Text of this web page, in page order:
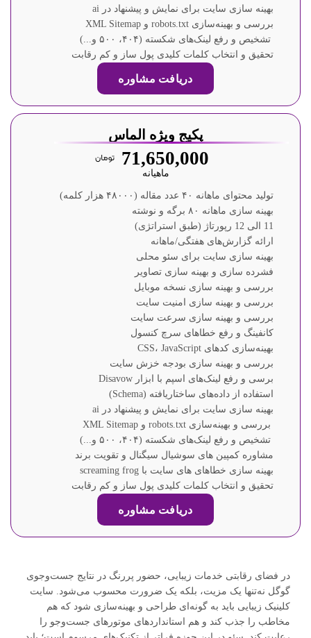
بهینه سازی سایت برای نمایش و پیشنهاد در ai
بررسی و بهینه‌سازی robots.txt و XML Sitemap
تشخیص و رفع لینک‌های شکسته (۴۰۴، ۵۰۰ و...)
تحقیق و انتخاب کلمات کلیدی پول ساز و کم رقابت
دریافت مشاوره
پکیج ویژه الماس
71,650,000
ماهیانه
تولید محتوای ماهانه ۴۰ عدد مقاله (۴۸۰۰۰ هزار کلمه)
بهینه سازی ماهانه ۸۰ برگه و نوشته
11 الی 12 رپورتاژ (طبق استراتژی)
ارائه گزارش‌های هفتگی/ماهانه
بهینه سازی سایت برای سئو محلی
فشرده سازی و بهینه سازی تصاویر
بررسی و بهینه سازی نسخه موبایل
بررسی و بهینه سازی امنیت سایت
بررسی و بهینه سازی سرعت سایت
کانفینگ و رفع خطاهای سرچ کنسول
بهینه‌سازی کدهای CSS، JavaScript
بررسی و بهینه سازی بودجه خزش سایت
برسی و رفع لینک‌های اسپم با ابزار Disavow
استفاده از داده‌های ساختاریافته (Schema)
بهینه سازی سایت برای نمایش و پیشنهاد در ai
بررسی و بهینه‌سازی robots.txt و XML Sitemap
تشخیص و رفع لینک‌های شکسته (۴۰۴، ۵۰۰ و...)
مشاوره کمپین های سوشیال سیگنال و تقویت برند
بهینه سازی خطاهای های سایت با screaming frog
تحقیق و انتخاب کلمات کلیدی پول ساز و کم رقابت
دریافت مشاوره
در فضای رقابتی خدمات زیبایی، حضور پررنگ در نتایج جست‌وجوی
گوگل نه‌تنها یک مزیت، بلکه یک ضرورت محسوب می‌شود. سایت
کلینیک زیبایی باید به گونه‌ای طراحی و بهینه‌سازی شود که هم
مخاطب را جذب کند و هم استانداردهای موتورهای جست‌وجو را